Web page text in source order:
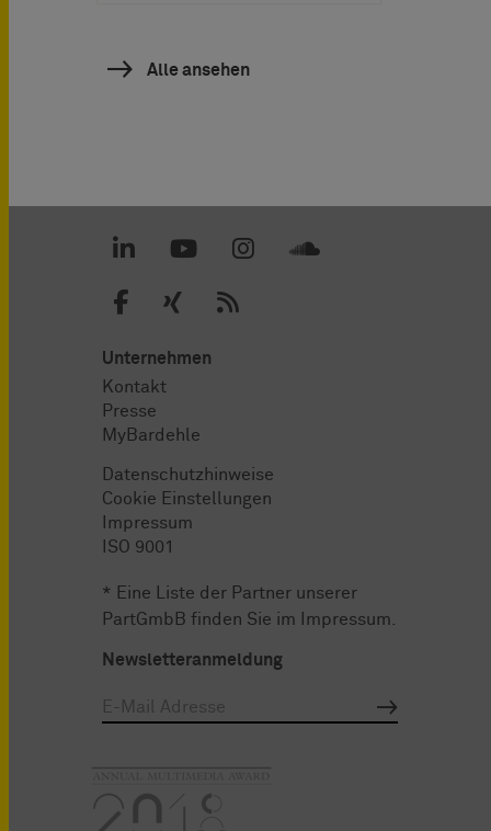
Alle ansehen
Unternehmen
Kontakt
Presse
MyBardehle
Datenschutzhinweise
Cookie Einstellungen
Impressum
ISO 9001
* Eine Liste der Partner unserer
PartGmbB finden Sie im
Impressum.
Newsletteranmeldung